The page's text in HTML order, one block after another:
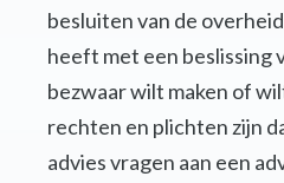
besluiten van de
heeft met een beslissing
bezwaar wilt maken of
rechten en plichten zijn
advies vragen aan een